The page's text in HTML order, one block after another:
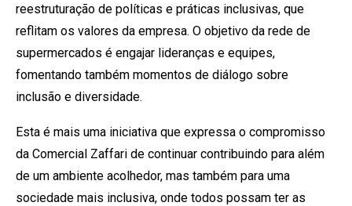
reestruturação de políticas e práticas inclusivas, que
reflitam os valores da empresa. O objetivo da rede de
supermercados é engajar lideranças e equipes,
fomentando também momentos de diálogo sobre
inclusão e diversidade.
Esta é mais uma iniciativa que expressa o compromisso
da Comercial Zaffari de continuar contribuindo para além
de um ambiente acolhedor, mas também para uma
sociedade mais inclusiva, onde todos possam ter as